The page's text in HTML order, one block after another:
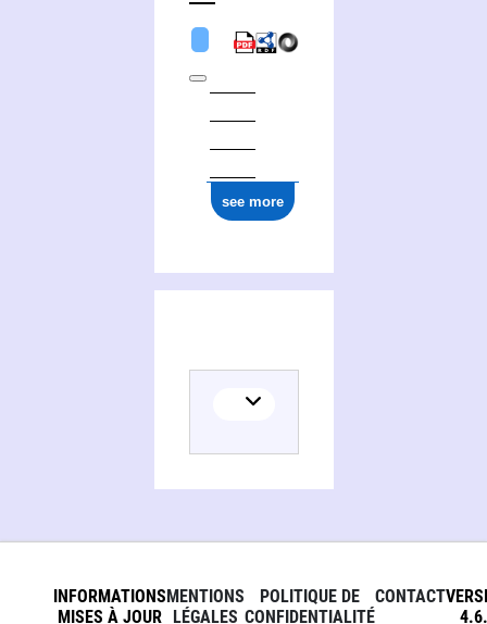
see more
INFORMATIONS
MISES À JOUR
MENTIONS
LÉGALES
POLITIQUE DE
CONFIDENTIALITÉ
CONTACT